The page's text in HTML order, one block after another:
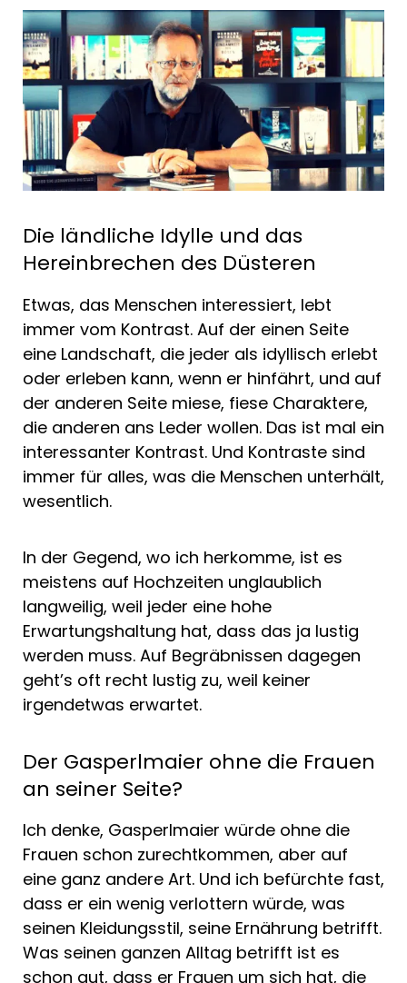
Die ländliche Idylle und das
Hereinbrechen des Düsteren
Etwas, das Menschen interessiert, lebt
immer vom Kontrast. Auf der einen Seite
eine Landschaft, die jeder als idyllisch erlebt
oder erleben kann, wenn er hinfährt, und auf
der anderen Seite miese, fiese Charaktere,
die anderen ans Leder wollen. Das ist mal ein
interessanter Kontrast. Und Kontraste sind
immer für alles, was die Menschen unterhält,
wesentlich.
In der Gegend, wo ich herkomme, ist es
meistens auf Hochzeiten unglaublich
langweilig, weil jeder eine hohe
Erwartungshaltung hat, dass das ja lustig
werden muss. Auf Begräbnissen dagegen
geht’s oft recht lustig zu, weil keiner
irgendetwas erwartet.
Der Gasperlmaier ohne die Frauen
an seiner Seite?
Ich denke, Gasperlmaier würde ohne die
Frauen schon zurechtkommen, aber auf
eine ganz andere Art. Und ich befürchte fast,
dass er ein wenig verlottern würde, was
seinen Kleidungsstil, seine Ernährung betrifft.
Was seinen ganzen Alltag betrifft ist es
schon gut, dass er Frauen um sich hat, die